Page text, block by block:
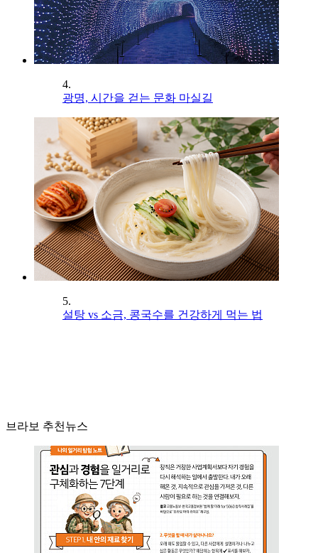
4.
광명, 시간을 걷는 문화 마실길
5.
설탕 vs 소금, 콩국수를 건강하게 먹는 법
브라보 추천뉴스